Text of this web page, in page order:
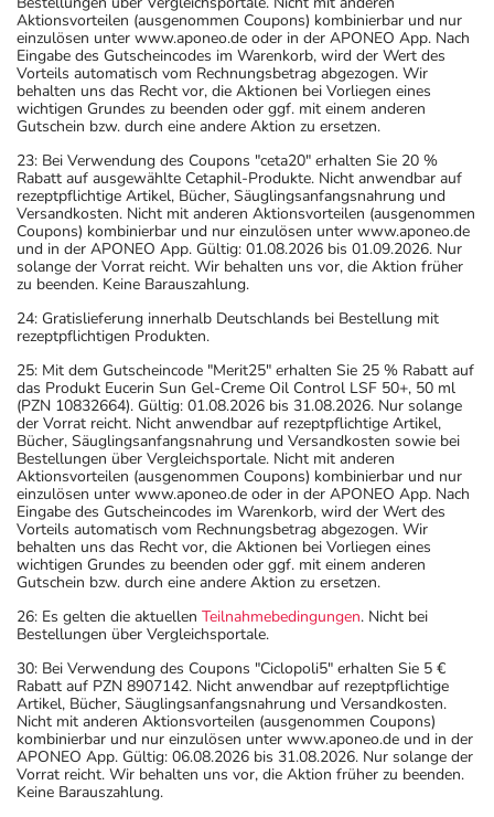
Aktionsvorteilen (ausgenommen Coupons) kombinierbar und nur
einzulösen unter www.aponeo.de oder in der APONEO App. Nach
Eingabe des Gutscheincodes im Warenkorb, wird der Wert des
Vorteils automatisch vom Rechnungsbetrag abgezogen. Wir
behalten uns das Recht vor, die Aktionen bei Vorliegen eines
wichtigen Grundes zu beenden oder ggf. mit einem anderen
Gutschein bzw. durch eine andere Aktion zu ersetzen.
23: Bei Verwendung des Coupons "ceta20" erhalten Sie 20 %
Rabatt auf ausgewählte Cetaphil-Produkte. Nicht anwendbar auf
rezeptpflichtige Artikel, Bücher, Säuglingsanfangsnahrung und
Versandkosten. Nicht mit anderen Aktionsvorteilen (ausgenommen
Coupons) kombinierbar und nur einzulösen unter www.aponeo.de
und in der APONEO App. Gültig: 01.08.2026 bis 01.09.2026. Nur
solange der Vorrat reicht. Wir behalten uns vor, die Aktion früher
zu beenden. Keine Barauszahlung.
24: Gratislieferung innerhalb Deutschlands bei Bestellung mit
rezeptpflichtigen Produkten.
25: Mit dem Gutscheincode "Merit25" erhalten Sie 25 % Rabatt auf
das Produkt Eucerin Sun Gel-Creme Oil Control LSF 50+, 50 ml
(PZN 10832664). Gültig: 01.08.2026 bis 31.08.2026. Nur solange
der Vorrat reicht. Nicht anwendbar auf rezeptpflichtige Artikel,
Bücher, Säuglingsanfangsnahrung und Versandkosten sowie bei
Bestellungen über Vergleichsportale. Nicht mit anderen
Aktionsvorteilen (ausgenommen Coupons) kombinierbar und nur
einzulösen unter www.aponeo.de oder in der APONEO App. Nach
Eingabe des Gutscheincodes im Warenkorb, wird der Wert des
Vorteils automatisch vom Rechnungsbetrag abgezogen. Wir
behalten uns das Recht vor, die Aktionen bei Vorliegen eines
wichtigen Grundes zu beenden oder ggf. mit einem anderen
Gutschein bzw. durch eine andere Aktion zu ersetzen.
26: Es gelten die aktuellen Teilnahmebedingungen. Nicht bei
Bestellungen über Vergleichsportale.
30: Bei Verwendung des Coupons "Ciclopoli5" erhalten Sie 5 €
Rabatt auf PZN 8907142. Nicht anwendbar auf rezeptpflichtige
Artikel, Bücher, Säuglingsanfangsnahrung und Versandkosten.
Nicht mit anderen Aktionsvorteilen (ausgenommen Coupons)
kombinierbar und nur einzulösen unter www.aponeo.de und in der
APONEO App. Gültig: 06.08.2026 bis 31.08.2026. Nur solange der
Vorrat reicht. Wir behalten uns vor, die Aktion früher zu beenden.
Keine Barauszahlung.